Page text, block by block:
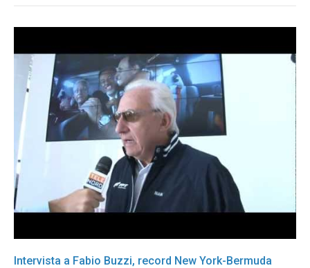
Intervista a Fabio Buzzi, record New York-Bermuda